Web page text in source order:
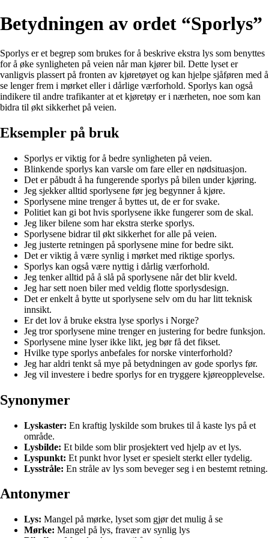
Betydningen av ordet “Sporlys”
Sporlys er et begrep som brukes for å beskrive ekstra lys som benyttes
for å øke synligheten på veien når man kjører bil. Dette lyset er
vanligvis plassert på fronten av kjøretøyet og kan hjelpe sjåføren med å
se lenger frem i mørket eller i dårlige værforhold. Sporlys kan også
indikere til andre trafikanter at et kjøretøy er i nærheten, noe som kan
bidra til økt sikkerhet på veien.
Eksempler på bruk
Sporlys er viktig for å bedre synligheten på veien.
Blinkende sporlys kan varsle om fare eller en nødsituasjon.
Det er påbudt å ha fungerende sporlys på bilen under kjøring.
Jeg sjekker alltid sporlysene før jeg begynner å kjøre.
Sporlysene mine trenger å byttes ut, de er for svake.
Politiet kan gi bot hvis sporlysene ikke fungerer som de skal.
Jeg liker bilene som har ekstra sterke sporlys.
Sporlysene bidrar til økt sikkerhet for alle på veien.
Jeg justerte retningen på sporlysene mine for bedre sikt.
Det er viktig å være synlig i mørket med riktige sporlys.
Sporlys kan også være nyttig i dårlig værforhold.
Jeg tenker alltid på å slå på sporlysene når det blir kveld.
Jeg har sett noen biler med veldig flotte sporlysdesign.
Det er enkelt å bytte ut sporlysene selv om du har litt teknisk
innsikt.
Er det lov å bruke ekstra lyse sporlys i Norge?
Jeg tror sporlysene mine trenger en justering for bedre funksjon.
Sporlysene mine lyser ikke likt, jeg bør få det fikset.
Hvilke type sporlys anbefales for norske vinterforhold?
Jeg har aldri tenkt så mye på betydningen av gode sporlys før.
Jeg vil investere i bedre sporlys for en tryggere kjøreopplevelse.
Synonymer
Lyskaster: En kraftig lyskilde som brukes til å kaste lys på et
område.
Lysbilde: Et bilde som blir prosjektert ved hjelp av et lys.
Lyspunkt: Et punkt hvor lyset er spesielt sterkt eller tydelig.
Lysstråle: En stråle av lys som beveger seg i en bestemt retning.
Antonymer
Lys: Mangel på mørke, lyset som gjør det mulig å se
Mørke: Mangel på lys, fravær av synlig lys